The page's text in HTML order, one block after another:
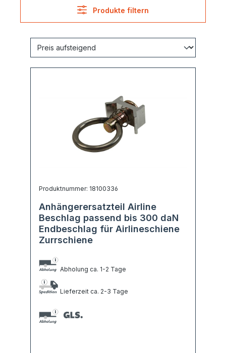
Produkte filtern
Produktnummer: 18100336
Anhängerersatzteil Airline
Beschlag passend bis 300 daN
Endbeschlag für Airlineschiene
Zurrschiene
Abholung ca. 1-2 Tage
Lieferzeit ca. 2-3 Tage